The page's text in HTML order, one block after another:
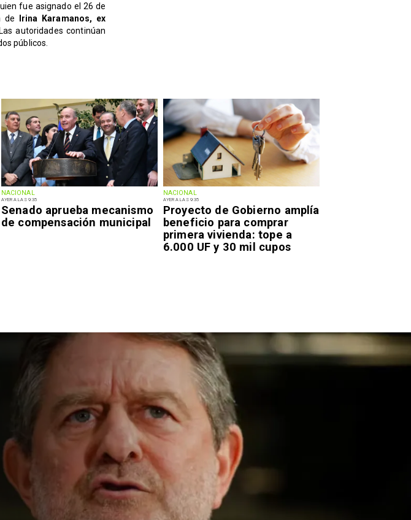
NACIONAL
AYER A LAS 9:35
Senado aprueba mecanismo
de compensación municipal
NACIONAL
AYER A LAS 9:35
Proyecto de Gobierno amplía
beneficio para comprar
primera vivienda: tope a
6.000 UF y 30 mil cupos
fue asignado el 26 de
de
Irina Karamanos, ex
Las autoridades continúan
públicos.
suspende construcción
Norte en El Teniente
sísmicos